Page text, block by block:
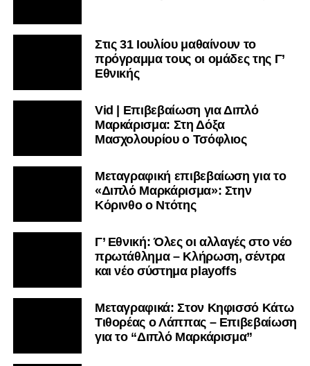
Στις 31 Ιουλίου μαθαίνουν το
πρόγραμμα τους οι ομάδες της Γ’
Εθνικής
Vid | Επιβεβαίωση για Διπλό
Μαρκάρισμα: Στη Δόξα
Μασχολουρίου ο Τσόφλιος
Μεταγραφική επιβεβαίωση για το
«Διπλό Μαρκάρισμα»: Στην
Κόρινθο ο Ντότης
Γ’ Εθνική: Όλες οι αλλαγές στο νέο
πρωτάθλημα – Κλήρωση, σέντρα
και νέο σύστημα playoffs
Μεταγραφικά: Στον Κηφισσό Κάτω
Τιθορέας ο Λάππας – Επιβεβαίωση
για το “Διπλό Μαρκάρισμα”